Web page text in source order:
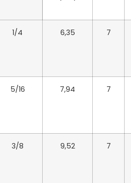
1/4 6,35 7
5/16 7,94 7
3/8 9,52 7